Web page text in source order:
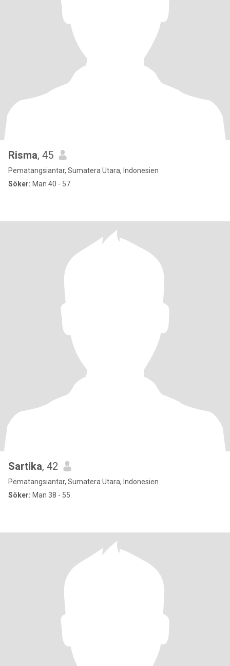
Risma, 45
Pematangsiantar, Sumatera Utara, Indonesien
Söker: Man 40 - 57
Sartika, 42
Pematangsiantar, Sumatera Utara, Indonesien
Söker: Man 38 - 55